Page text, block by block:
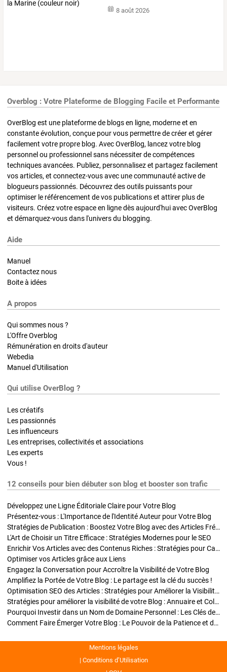
8 août 2026
Overblog : Votre Plateforme de Blogging Facile et Performante
OverBlog est une plateforme de blogs en ligne, moderne et en
constante évolution, conçue pour vous permettre de créer et gérer
facilement votre propre blog. Avec OverBlog, lancez votre blog
personnel ou professionnel sans nécessiter de compétences
techniques avancées. Publiez, personnalisez et partagez facilement
vos articles, et connectez-vous avec une communauté active de
blogueurs passionnés. Découvrez des outils puissants pour
optimiser le référencement de vos publications et attirer plus de
visiteurs. Créez votre espace en ligne dès aujourd'hui avec OverBlog
et démarquez-vous dans l'univers du blogging.
Aide
Manuel
Contactez nous
Boite à idées
A propos
Qui sommes nous ?
L'Offre Overblog
Rémunération en droits d'auteur
Webedia
Manuel d'Utilisation
Qui utilise OverBlog ?
Les créatifs
Les passionnés
Les influenceurs
Les entreprises, collectivités et associations
Les experts
Vous !
12 conseils pour bien débuter son blog et booster son trafic
Développez une Ligne Éditoriale Claire pour Votre Blog
Présentez-vous : L'Importance de l'Identité Auteur pour Votre Blog
Stratégies de Publication : Boostez Votre Blog avec des Articles Fréquents et Exclusifs
L'Art de Choisir un Titre Efficace : Stratégies Modernes pour le SEO
Enrichir Vos Articles avec des Contenus Riches : Stratégies pour Captiver et Optimiser
Optimiser vos Articles grâce aux Liens
Engagez la Conversation pour Accroître la Visibilité de Votre Blog
Amplifiez la Portée de Votre Blog : Le partage est la clé du succès !
Optimisation SEO des Articles : Stratégies pour Améliorer la Visibilité de Votre Blog
Stratégies pour améliorer la visibilité de votre Blog : Annuaire et Collaborations
Pourquoi Investir dans un Nom de Domaine Personnel : Les Clés de la Réussite de Votre Blog
Comment Faire Émerger Votre Blog : Le Pouvoir de la Patience et de la Persévérance
Mentions légales
Conditions d’Utilisation